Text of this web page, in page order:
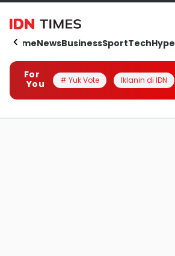
HomeNewsBusinessSportTechHype
For
You
# Yuk Vote Iklanin di IDN